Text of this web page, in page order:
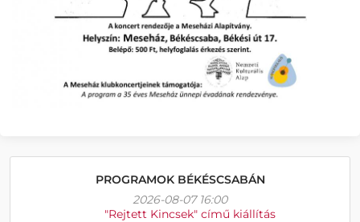
PROGRAMOK BÉKÉSCSABÁN
2026-08-07 16:00
"Rejtett Kincsek" című kiállítás